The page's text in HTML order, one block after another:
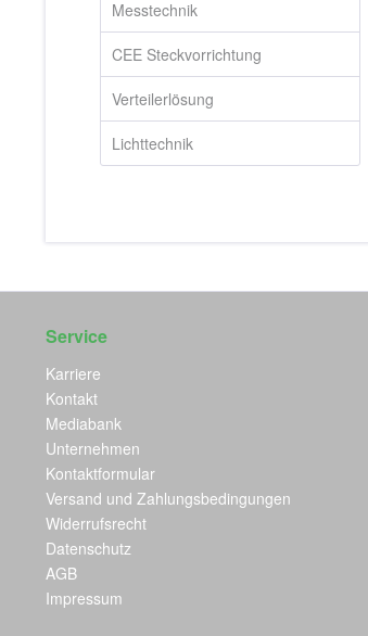
Messtechnik
CEE Steckvorrichtung
Verteilerlösung
Lichttechnik
Service
Karriere
Kontakt
Mediabank
Unternehmen
Kontaktformular
Versand und Zahlungsbedingungen
Widerrufsrecht
Datenschutz
AGB
Impressum